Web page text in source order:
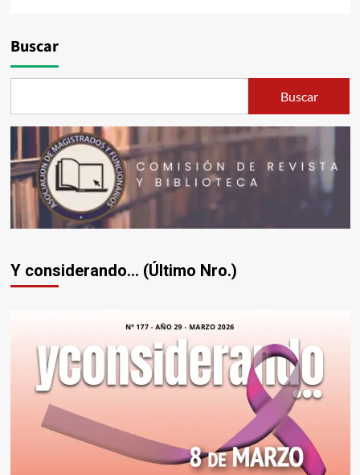
Buscar
Buscar
Y considerando... (Último Nro.)